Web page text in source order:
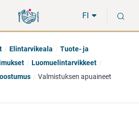
suoraan
sisältöön
koko
sivuston
FI
Elintarvikeala
Tuote- ja
Luomuelintarvikkeet
Valmistuksen apuaineet